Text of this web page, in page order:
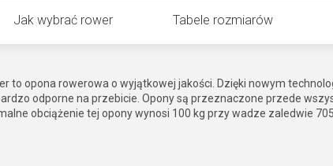
Jak wybrać rower Tabele rozmiarów
to opona rowerowa o wyjątkowej jakości. Dzięki nowym
odporne na przebicie. Opony są przeznaczone przede
obciążenie tej opony wynosi 100 kg przy wadze zaledwie